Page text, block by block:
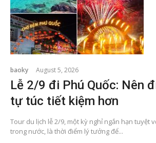
baoky August 5, 2026
Lễ 2/9 đi Phú Quốc: Nên
tự túc tiết kiệm hơn
Tour du lịch lễ 2/9, một kỳ nghỉ ngắn hạn tuyệt
trong nước, là thời điểm lý tưởng để...